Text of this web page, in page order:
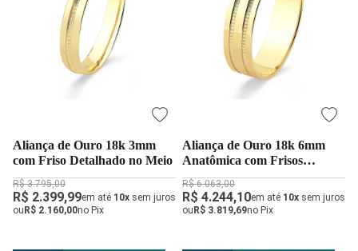
Aliança de Ouro 18k 3mm
com Friso Detalhado no Meio
R$ 3.795,00
R$ 2.399,99em até 10x sem juros
ou R$ 2.160,00no Pix
Aliança de Ouro 18k 6mm
Anatômica com Frisos
Laterais
R$ 6.063,00
R$ 4.244,10em até 10x sem juros
ou R$ 3.819,69no Pix